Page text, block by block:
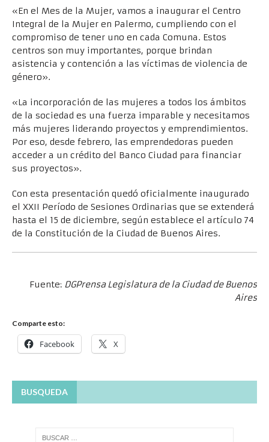
«En el Mes de la Mujer, vamos a inaugurar el Centro
Integral de la Mujer en Palermo, cumpliendo con el
compromiso de tener uno en cada Comuna. Estos
centros son muy importantes, porque brindan
asistencia y contención a las víctimas de violencia de
género».
«La incorporación de las mujeres a todos los ámbitos
de la sociedad es una fuerza imparable y necesitamos
más mujeres liderando proyectos y emprendimientos.
Por eso, desde febrero, las emprendedoras pueden
acceder a un crédito del Banco Ciudad para financiar
sus proyectos».
Con esta presentación quedó oficialmente inaugurado
el XXII Período de Sesiones Ordinarias que se extenderá
hasta el 15 de diciembre, según establece el artículo 74
de la Constitución de la Ciudad de Buenos Aires.
Fuente: DGPrensa Legislatura de la Ciudad de Buenos
Aires
Comparte esto:
Facebook X
BUSQUEDA